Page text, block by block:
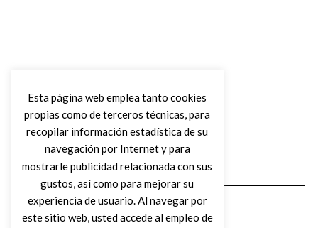
Esta página web emplea tanto cookies
propias como de terceros técnicas, para
recopilar información estadística de su
navegación por Internet y para
mostrarle publicidad relacionada con sus
gustos, así como para mejorar su
experiencia de usuario. Al navegar por
este sitio web, usted accede al empleo de